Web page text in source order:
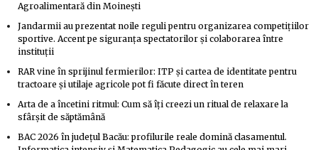
Agroalimentară din Moinești
Jandarmii au prezentat noile reguli pentru organizarea competițiilor
sportive. Accent pe siguranța spectatorilor și colaborarea între
instituții
RAR vine în sprijinul fermierilor: ITP și cartea de identitate pentru
tractoare și utilaje agricole pot fi făcute direct în teren
Arta de a încetini ritmul: Cum să îți creezi un ritual de relaxare la
sfârșit de săptămână
BAC 2026 în județul Bacău: profilurile reale domină clasamentul.